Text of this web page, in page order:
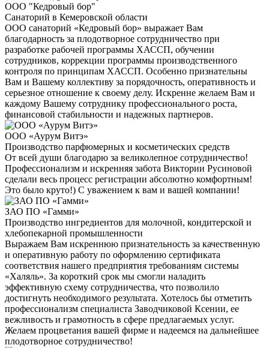
ООО "Кедровый бор"
Санаторий в Кемеровской области
ООО санаторий «Кедровый бор» выражает Вам
благодарность за плодотворное сотрудничество при
разработке рабочей программы ХАССП, обучении
сотрудников, коррекции программы производственного
контроля по принципам ХАССП. Особенно признательны
Вам и Вашему коллективу за порядочность, оперативность и
серьезное отношение к своему делу. Искренне желаем Вам и
каждому Вашему сотруднику профессионального роста,
финансовой стабильности и надежных партнеров.
ООО «Аурум Витэ»
Производство парфюмерных и косметических средств
От всей души благодарю за великолепное сотрудничество!
Профессионализм и искренняя забота Виктории Русиновой
сделали весь процесс регистрации абсолютно комфортным!
Это было круто!) С уважением к вам и вашей компании!
ЗАО ПО «Гамми»
Производство ингредиентов для молочной, кондитерской и
хлебопекарной промышленности
Выражаем Вам искреннюю признательность за качественную
и оперативную работу по оформлению сертификата
соответствия нашего предприятия требованиям системы
«Халяль». За короткий срок мы смогли наладить
эффективную схему сотрудничества, что позволило
достигнуть необходимого результата. Хотелось бы отметить
профессионализм специалиста Заводчиковой Ксении, ее
вежливость и грамотность в сфере предлагаемых услуг.
Желаем процветания вашей фирме и надеемся на дальнейшее
плодотворное сотрудничество!